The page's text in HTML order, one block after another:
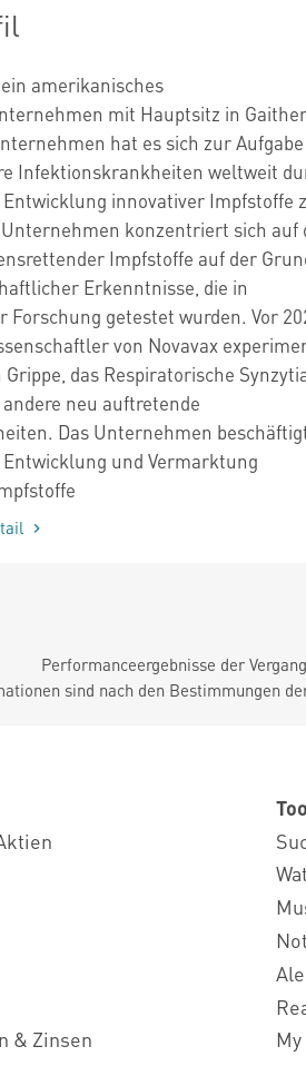
amerikanisches
mit Hauptsitz in
hat es sich zur Aufgabe
Infektionskrankheiten weltweit
innovativer Impfstoffe
konzentriert sich auf
Impfstoffe auf der
Erkenntnisse, die in
Forschung getestet wurden. Vor
von Novavax
das Respiratorische
andere neu auftretende
Das Unternehmen
und Vermarktung
Performanceergebnisse der
sind nach den Bestimmungen
& Zinsen